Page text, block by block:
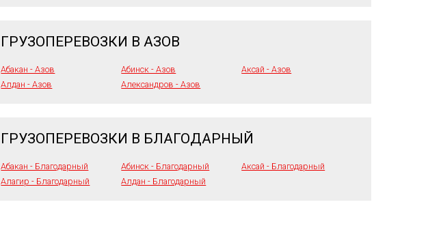
ГРУЗОПЕРЕВОЗКИ В АЗОВ
Абакан - Азов Абинск - Азов
Аксай - Азов
Алдан - Азов
Александров - Азов
ГРУЗОПЕРЕВОЗКИ В БЛАГОДАРНЫЙ
Абакан - Благодарный Абинск - Благодарный
Аксай - Благодарный
Алагир - Благодарный
Алдан - Благодарный